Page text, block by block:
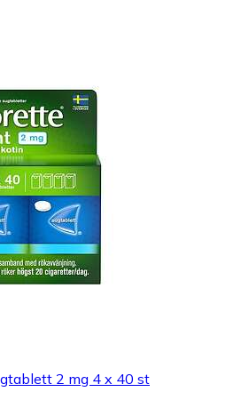
2 mg 4 x 40 st